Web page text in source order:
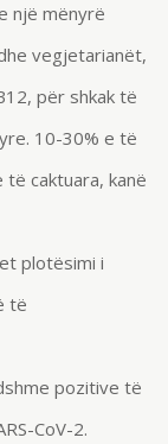
një mënyrë
vegjetarianët,
për shkak të
10-30% e të
caktuara, kanë
plotësimi i
të
pozitive të
CoV-2.